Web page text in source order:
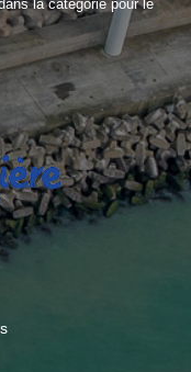
la catégorie pour le